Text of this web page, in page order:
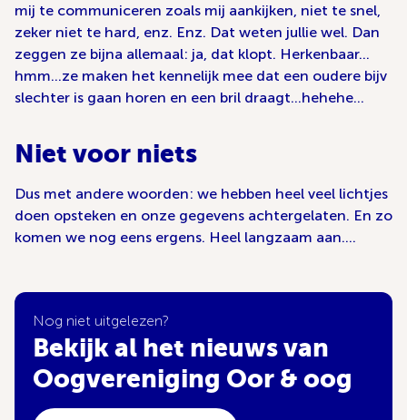
mij te communiceren zoals mij aankijken, niet te snel,
zeker niet te hard, enz. Enz. Dat weten jullie wel. Dan
zeggen ze bijna allemaal: ja, dat klopt. Herkenbaar…
hmm…ze maken het kennelijk mee dat een oudere bijv
slechter is gaan horen en een bril draagt…hehehe…
Niet voor niets
Dus met andere woorden: we hebben heel veel lichtjes
doen opsteken en onze gegevens achtergelaten. En zo
komen we nog eens ergens. Heel langzaam aan….
Nog niet uitgelezen?
Bekijk al het nieuws van
Oogvereniging Oor & oog